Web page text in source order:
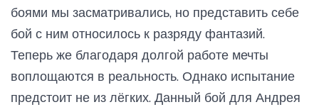
боями мы засматривались, но представить себе
бой с ним относилось к разряду фантазий.
Теперь же благодаря долгой работе мечты
воплощаются в реальность. Однако испытание
предстоит не из лёгких. Данный бой для Андрея